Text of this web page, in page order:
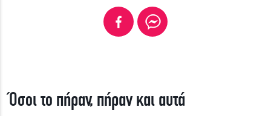
Όσοι το πήραν, πήραν και αυτά